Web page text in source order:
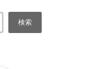
検索